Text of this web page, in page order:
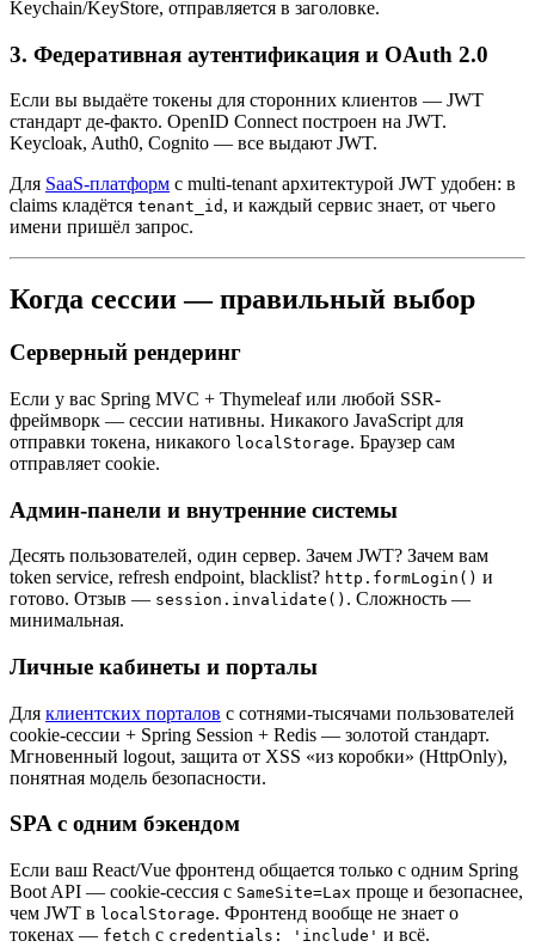
Keychain/KeyStore, отправляется в заголовке.
3. Федеративная аутентификация и OAuth 2.0
Если вы выдаёте токены для сторонних клиентов — JWT
стандарт де-факто. OpenID Connect построен на JWT.
Keycloak, Auth0, Cognito — все выдают JWT.
Для SaaS-платформ с multi-tenant архитектурой JWT удобен: в
claims кладётся tenant_id , и каждый сервис знает, от чьего
имени пришёл запрос.
Когда сессии — правильный выбор
Серверный рендеринг
Если у вас Spring MVC + Thymeleaf или любой SSR-
фреймворк — сессии нативны. Никакого JavaScript для
отправки токена, никакого localStorage. Браузер сам
отправляет cookie.
Админ-панели и внутренние системы
Десять пользователей, один сервер. Зачем JWT? Зачем вам
token service, refresh endpoint, blacklist? http.formLogin() и
готово. Отзыв — session.invalidate() . Сложность —
минимальная.
Личные кабинеты и порталы
Для клиентских порталов с сотнями-тысячами пользователей
cookie-сессии + Spring Session + Redis — золотой стандарт.
Мгновенный logout, защита от XSS «из коробки» (HttpOnly),
понятная модель безопасности.
SPA с одним бэкендом
Если ваш React/Vue фронтенд общается только с одним Spring
Boot API — cookie-сессия с SameSite=Lax проще и безопаснее,
чем JWT в localStorage. Фронтенд вообще не знает о
токенах — fetch с credentials: 'include' и всё.